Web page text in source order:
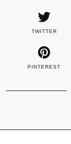
TWITTER
PINTEREST